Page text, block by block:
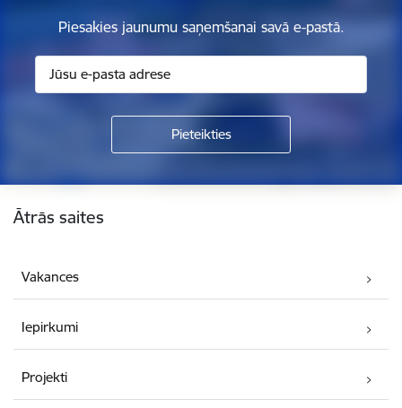
Piesakies jaunumu saņemšanai savā e-pastā.
Ātrās saites
Vakances
Iepirkumi
Projekti